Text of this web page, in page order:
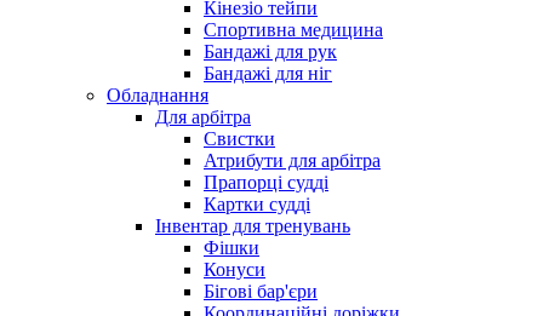
Кінезіо тейпи
Спортивна медицина
Бандажі для рук
Бандажі для ніг
Обладнання
Для арбітра
Свистки
Атрибути для арбітра
Прапорці судді
Картки судді
Інвентар для тренувань
Фішки
Конуси
Бігові бар'єри